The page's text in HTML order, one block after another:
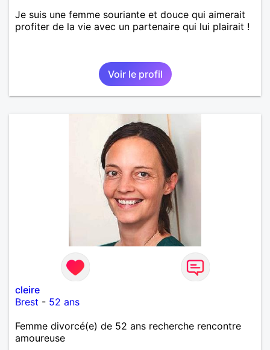
Je suis une femme souriante et douce qui aimerait
profiter de la vie avec un partenaire qui lui plairait !
Voir le profil
cleire
Brest - 52 ans
Femme divorcé(e) de 52 ans recherche rencontre
amoureuse